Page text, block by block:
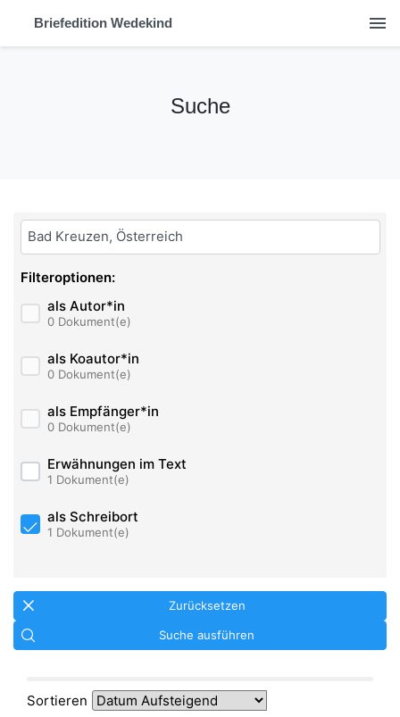
Briefedition Wedekind menu
Suche
Bitte geben Sie hier ihren Suchbegriff ein:
Filteroptionen:
als Autor*in
0 Dokument(e)
als Koautor*in
0 Dokument(e)
als Empfänger*in
0 Dokument(e)
Erwähnungen im Text
1 Dokument(e)
als Schreibort
1 Dokument(e)
Zurücksetzen
Suche ausführen
Sortieren